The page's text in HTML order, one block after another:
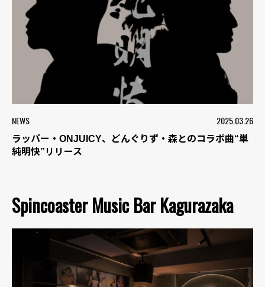
NEWS 2025.03.26
ラッパー・ONJUICY、どんぐりず・森とのコラボ曲“単
純明快”リリース
Spincoaster Music Bar Kagurazaka